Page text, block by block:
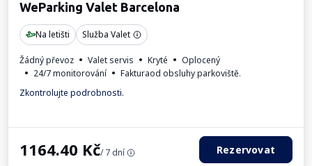
WeParking Valet Barcelona
Na letišti Služba Valet
Žádný převoz Valet servis Kryté
Oplocený
24/7 monitorování
Fakturaod obsluhy parkoviště.
Zkontrolujte podrobnosti.
1164.40 Kč/ 7 dní Rezervovat